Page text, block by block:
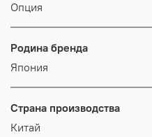
Опция
Родина бренда
Япония
Страна производства
Китай